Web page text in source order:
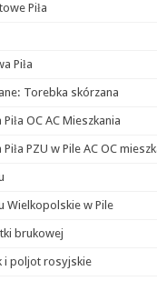
Piła
Piła
Torebka skórzana
OC AC Mieszkania
PZU w Pile AC OC
Wielkopolskie w Pile
brukowej
i poljot rosyjskie